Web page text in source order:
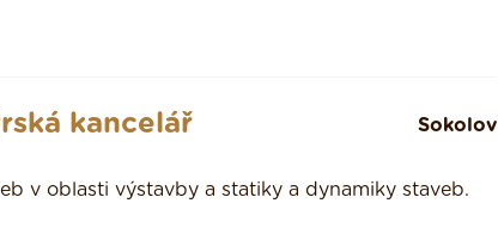
kancelář Sokolov
v oblasti výstavby a statiky a dynamiky staveb.